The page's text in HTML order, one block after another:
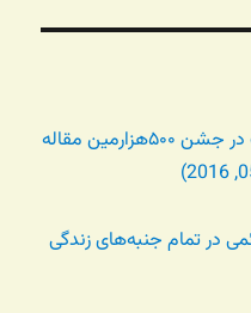
برنامه پیشنهادی امروز: شرکت در جشن ۵۰۰هزارمین مقاله
در تمام جنبه‌های زندگی